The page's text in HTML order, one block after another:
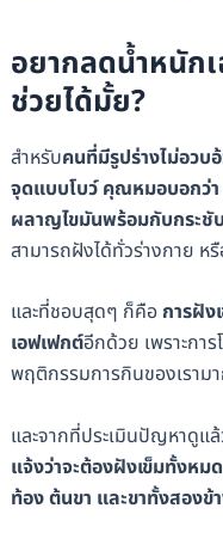
อยากลดน้ำหนัก
ช่วยได้มั้ย?
สำหรับคนที่มีรูปร่างไม่อวบ
จุดแบบโบว์ คุณหมอบอกว่า
ผลาญไขมันพร้อมกับกระชั
สามารถฝังได้ทั่วร่างกาย ห
และที่ชอบสุดๆ ก็คือ การฝัง
เอฟเฟกต์อีกด้วย เพราะกา
พฤติกรรมการกินของเราม
และจากที่ประเมินปัญหาดูแล้
แจ้งว่าจะต้องฝังเข็มทั้งหม
ท้อง ต้นขา และขาทั้งสองข้